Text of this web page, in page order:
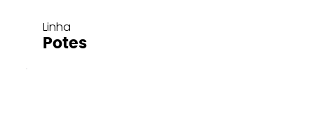
Linha
Potes